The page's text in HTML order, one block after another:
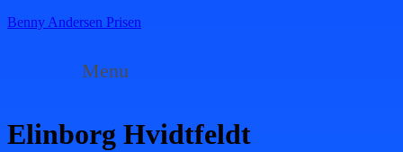
Benny Andersen Prisen
Menu
Elinborg Hvidtfeldt